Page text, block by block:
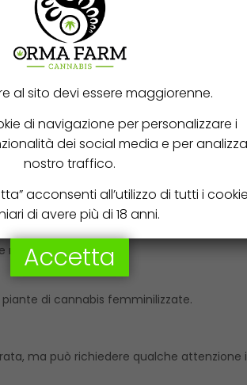
ricorda il profilo aromatico: tutto di
le note acidule del limone e dei frutti
essenza tropicale che
note fruttate e dolci con sfumature
rafforzano gli aromi rilassanti e
muschio. Durante la fioritura, deliziose e
pluripremiate.
alla discendenza indica.
morfologia.
di cannabis femminilizzate.
ma può richiedere qualche attenzione
al sito devi essere maggiorenne.
di navigazione per personalizzare i
dei social media e per
nostro traffico.
acconsenti all’utilizzo di tutti i
di avere più di 18 anni.
Accetta